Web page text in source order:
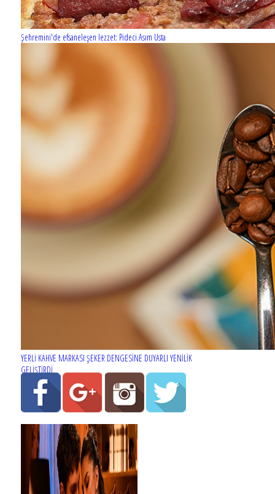
Şehremini'de efsaneleşen lezzet: Pideci Asım Usta
YERLİ KAHVE MARKASI ŞEKER DENGESİNE DUYARLI YENİLİK
GELİŞTİRDİ